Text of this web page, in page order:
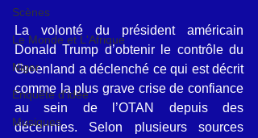
Scènes
Le Monde et L'Afrique
Niger
Enquête d'idée
Musiques
La volonté du président américain
Donald Trump d’obtenir le contrôle du
Groenland a déclenché ce qui est décrit
comme la plus grave crise de confiance
au sein de l’OTAN depuis des
décennies. Selon plusieurs sources